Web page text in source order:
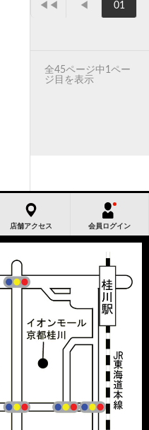
◀◀ ◀ 01
全45ページ中1ペー
ジ目を表示
店舗アクセス 会員ログイン